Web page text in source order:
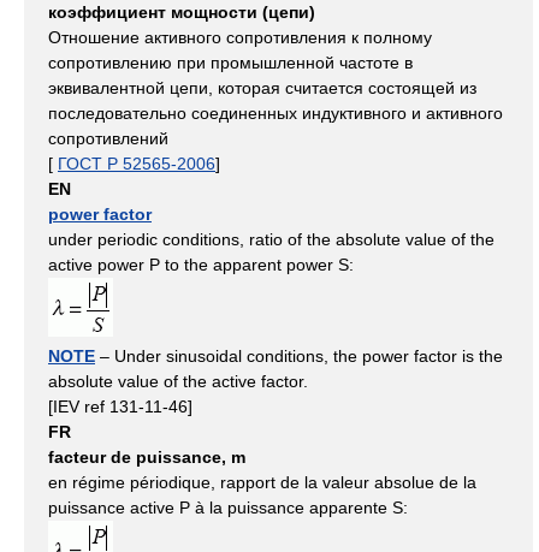
коэффициент мощности (цепи)
Отношение активного сопротивления к полному
сопротивлению при промышленной частоте в
эквивалентной цепи, которая считается состоящей из
последовательно соединенных индуктивного и активного
сопротивлений
[ ГОСТ Р 52565-2006]
EN
power factor
under periodic conditions, ratio of the absolute value of the
active power P to the apparent power S:
NOTE – Under sinusoidal conditions, the power factor is the
absolute value of the active factor.
[IEV ref 131-11-46]
FR
facteur de puissance, m
en régime périodique, rapport de la valeur absolue de la
puissance active P à la puissance apparente S: